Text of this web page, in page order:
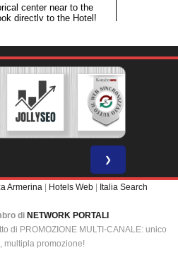
❯
Armerina Hotels Web Italia Search
di NETWORK PORTALI
di PROMOZIONE MULTI-CANALE: unico
multipla promozione!